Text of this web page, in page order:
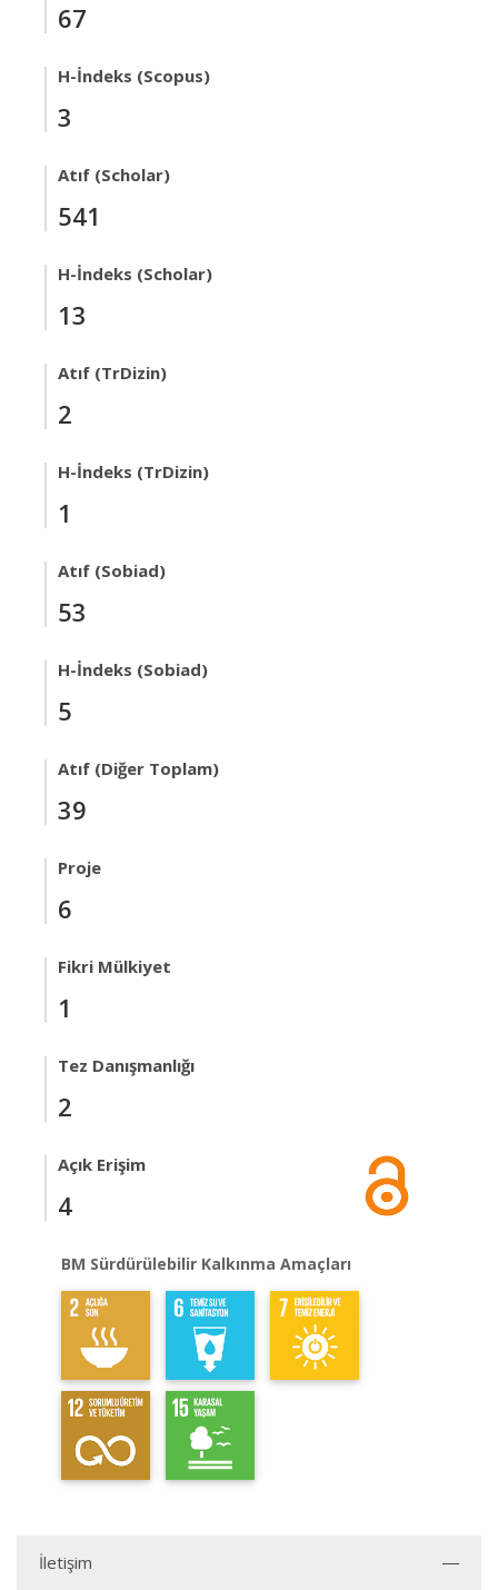
67
H-İndeks (Scopus)
3
Atıf (Scholar)
541
H-İndeks (Scholar)
13
Atıf (TrDizin)
2
H-İndeks (TrDizin)
1
Atıf (Sobiad)
53
H-İndeks (Sobiad)
5
Atıf (Diğer Toplam)
39
Proje
6
Fikri Mülkiyet
1
Tez Danışmanlığı
2
Açık Erişim
4
BM Sürdürülebilir Kalkınma Amaçları
İletişim